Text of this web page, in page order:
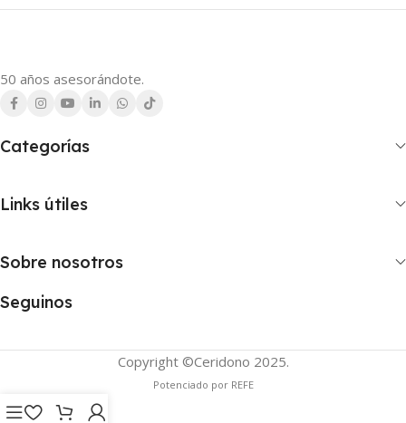
50 años asesorándote.
Categorías
Links útiles
Sobre nosotros
Seguinos
Copyright ©Ceridono 2025.
Potenciado por REFE